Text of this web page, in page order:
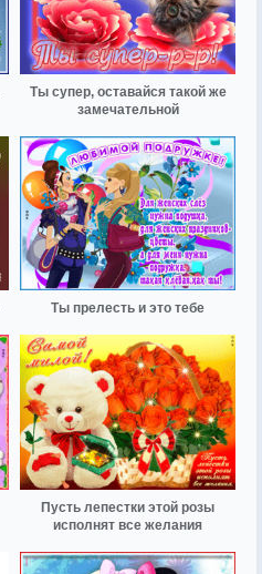
Ты супер, оставайся такой же
замечательной
Ты прелесть и это тебе
Пусть лепестки этой розы
исполнят все желания